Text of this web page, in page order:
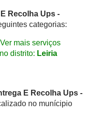
Recolha Ups -
categorias:
mais serviços
distrito: Leiria
E Recolha Ups -
no munícipio